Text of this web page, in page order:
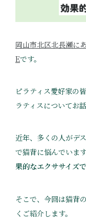
岡山市北区北長瀬に
Eです。
ピラティス愛好家の
ラティスについてお
近年、多くの人がデ
で猫背に悩んでいます
果的なエクササイズで
そこで、今回は猫背
くご紹介します。